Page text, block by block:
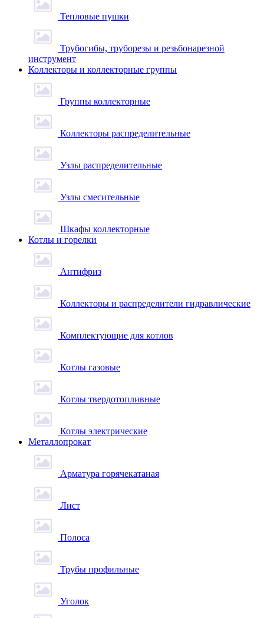
Тепловые пушки
Трубогибы, труборезы и резьбонарезной
инструмент
Коллекторы и коллекторные группы
Группы коллекторные
Коллекторы распределительные
Узлы распределительные
Узлы смесительные
Шкафы коллекторные
Котлы и горелки
Антифриз
Коллекторы и распределители гидравлические
Комплектующие для котлов
Котлы газовые
Котлы твердотопливные
Котлы электрические
Металлопрокат
Арматура горячекатаная
Лист
Полоса
Трубы профильные
Уголок